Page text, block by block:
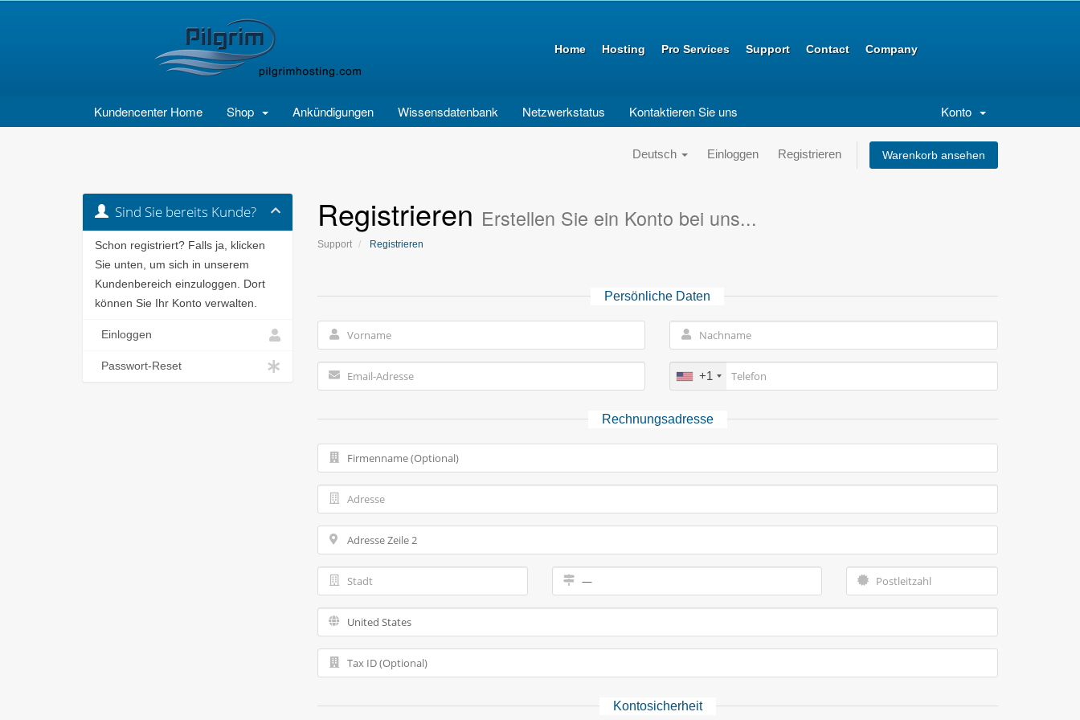
Home Hosting Pro Services Support Contact Company
Kundencenter Home Shop Ankündigungen Wissensdatenbank Netzwerkstatus Kontaktieren Sie uns Konto
Deutsch Einloggen Registrieren Warenkorb ansehen
Registrieren Erstellen Sie ein Konto bei uns...
Support Registrieren
Sind Sie bereits Kunde?
Schon registriert? Falls ja, klicken
Sie unten, um sich in unserem
Kundenbereich einzuloggen. Dort
können Sie Ihr Konto verwalten.
Einloggen
Passwort-Reset
Persönliche Daten
+1
Rechnungsadresse
Kontosicherheit